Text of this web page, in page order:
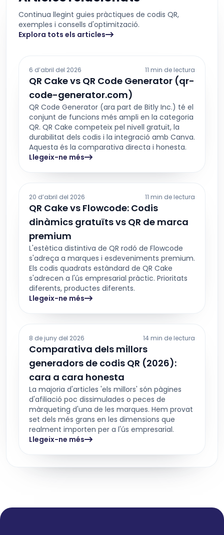
Continua llegint guies pràctiques de codis QR,
exemples i consells d'optimització.
Explora tots els articles
6 d’abril del 2026 11 min de lectura
QR Cake vs QR Code Generator (qr-
code-generator.com)
QR Code Generator (ara part de Bitly Inc.) té el
conjunt de funcions més ampli en la categoria
QR. QR Cake competeix pel nivell gratuït, la
durabilitat dels codis i la integració amb Canva.
Aquesta és la comparativa directa i honesta.
Llegeix-ne més
20 d’abril del 2026 11 min de lectura
QR Cake vs Flowcode: Codis
dinàmics gratuïts vs QR de marca
premium
L'estètica distintiva de QR rodó de Flowcode
s'adreça a marques i esdeveniments premium.
Els codis quadrats estàndard de QR Cake
s'adrecen a l'ús empresarial pràctic. Prioritats
diferents, productes diferents.
Llegeix-ne més
8 de juny del 2026 14 min de lectura
Comparativa dels millors
generadors de codis QR (2026):
cara a cara honesta
La majoria d'articles 'els millors' són pàgines
d'afiliació poc dissimulades o peces de
màrqueting d'una de les marques. Hem provat
set dels més grans en les dimensions que
realment importen per a l'ús empresarial.
Llegeix-ne més